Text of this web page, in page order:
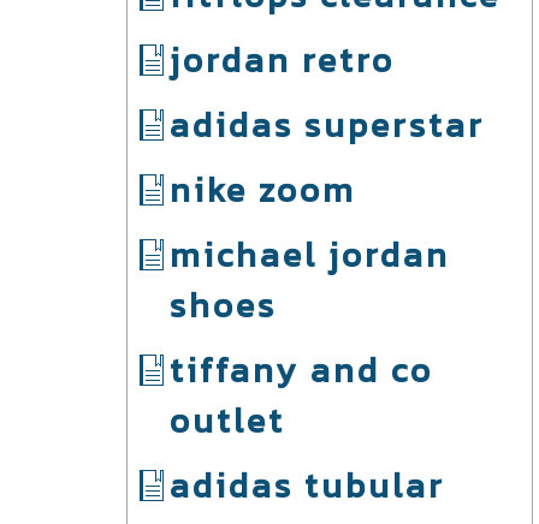
jordan retro
adidas superstar
nike zoom
michael jordan
shoes
tiffany and co
outlet
adidas tubular